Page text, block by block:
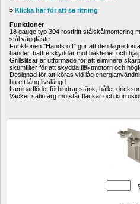
» Klicka här för att se ritning
Funktioner
18 gauge typ 304 rostfritt stålskålmontering
stål väggfäste
Funktionen "Hands off" gör att den lägre
händer, bättre skyddar mot bakterier och
Grillslitsar är utformade för att eliminera
skumfilter för att skydda fläktmotorn och
Designad för att köras vid låg
ha ett lång livslängd
Laminarflödet förhindrar stänk, håller
Vacker satinfärg motstår fläckar och